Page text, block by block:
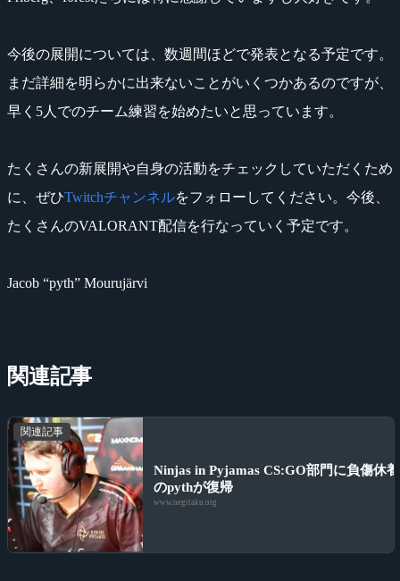
今後の展開については、数週間ほどで発表となる予定です。
まだ詳細を明らかに出来ないことがいくつかあるのですが、
早く5人でのチーム練習を始めたいと思っています。
たくさんの新展開や自身の活動をチェックしていただくため
に、ぜひTwitchチャンネルをフォローしてください。今後、
たくさんのVALORANT配信を行なっていく予定です。
Jacob “pyth” Mourujärvi
関連記事
関連記事
Ninjas in Pyjamas CS:GO部門に負傷休養
のpythが復帰
www.negitaku.org